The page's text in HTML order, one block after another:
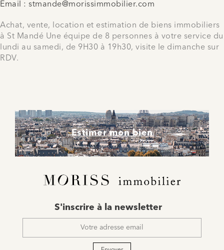
Email : stmande@morissimmobilier.com
Achat, vente, location et estimation de biens immobiliers
à St Mandé Une équipe de 8 personnes à votre service du
lundi au samedi, de 9H30 à 19h30, visite le dimanche sur
RDV.
Estimer mon bien
mail
S'inscrire à la newsletter